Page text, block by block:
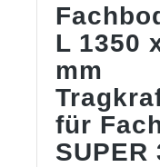
L 1350
mm
für
SUPER